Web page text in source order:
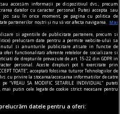
accesăm informații pe dispozitivul dvs., precum
datelor cu caracter personal. Puteți accepta sau
jos sau în orice moment, pe pagina cu politica de
partenerilor noștri și nu vă vor afecta navigarea.
Mai
si agentiile de publicitate partenere, precum si
prelucram date pentru a permite website-ului sa
si anunturile publicitare afisate in functie de
oferi functionalitati aferente retelelor de socializare si
de drepturile prevazute de art. 15-22 din GDPR in
personal. Aceste drepturi pot fi exercitate prin
TOATE”, acceptati folosirea tuturor Tehnologiilor de
cu privire la stocarea/accesarea informatiilor de catre
SA MODIFIC SETARILE INDIVIDUAL” puteti
putin cele legate de cookie strict necesare pentru
datele pentru a oferi: